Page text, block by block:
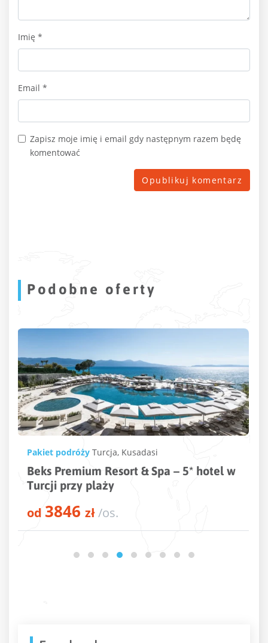
Imię *
Email *
Zapisz moje imię i email gdy następnym razem będę
komentować
Podobne oferty
Pakiet podróży Turcja, Kusadasi
Beks Premium Resort & Spa – 5* hotel w
Turcji przy plaży
od 3846 zł/os.